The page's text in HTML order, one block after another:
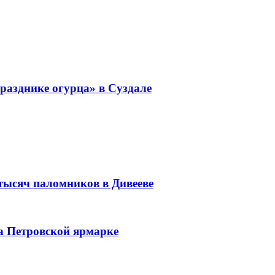
огурца» в Суздале
паломников в Дивееве
Петровской ярмарке